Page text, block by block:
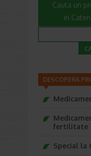
Cauta un
in
DESCOPERA
fertilitate
Special la